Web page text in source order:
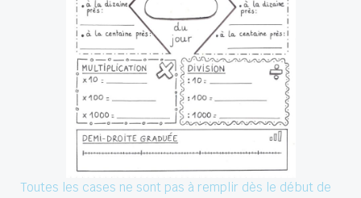
Toutes les cases ne sont pas à remplir dès le début de